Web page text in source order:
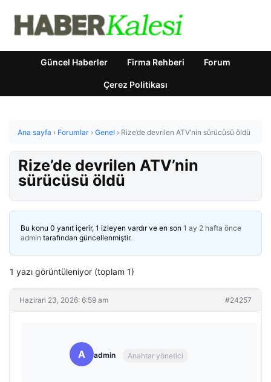
Güncel Haberler Firma Rehberi Forum
Çerez Politikası
Ana sayfa › Forumlar › Genel › Rize’de devrilen ATV’nin sürücüsü öldü
Rize’de devrilen ATV’nin
sürücüsü öldü
Bu konu 0 yanıt içerir, 1 izleyen vardır ve en son 1 ay 2 hafta önce
admin tarafından güncellenmiştir.
1 yazı görüntüleniyor (toplam 1)
Haziran 23, 2026: 6:59 am #24257
A admin Anahtar yönetici